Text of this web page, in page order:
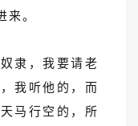
。
隶，我要请老
我听他的，而
马行空的，所